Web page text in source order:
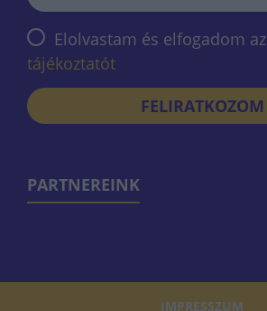
Elolvastam és elfogadom az
tájékoztatót
FELIRATKOZOM
PARTNEREINK
IMPRESSZUM